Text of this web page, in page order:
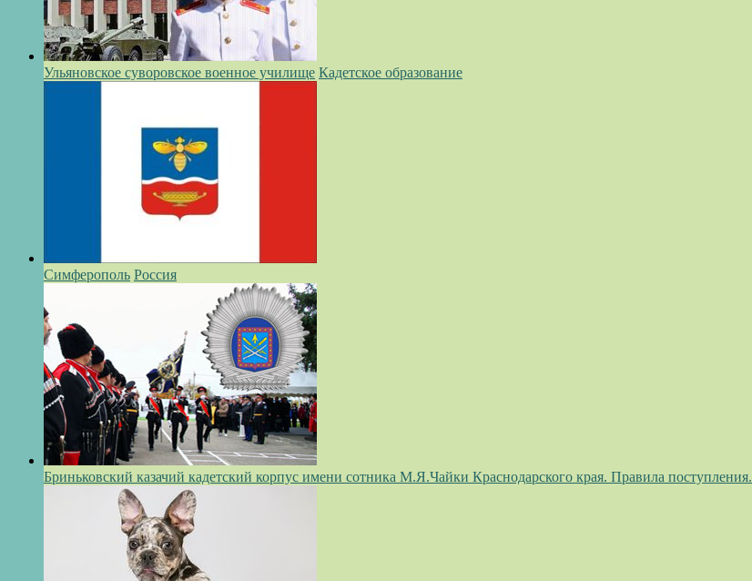
Ульяновское суворовское военное училище Кадетское образование
Симферополь Россия
Бриньковский казачий кадетский корпус имени сотника М.Я.Чайки Краснодарского края. Правила поступления.